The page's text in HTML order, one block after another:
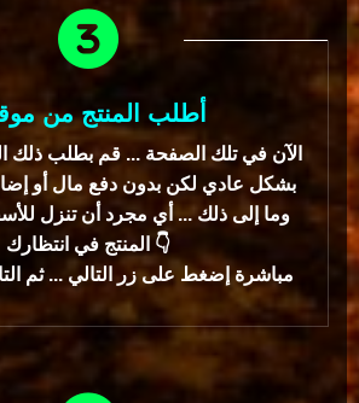
أطلب المنتج من
الآن في تلك الصفحة ... قم بطلب ذلك
بشكل عادي لكن بدون دفع مال أو
وما إلى ذلك ... أي مجرد أن تنزل
المنتج في انتظارك 👇
مباشرة إضغط على زر التالي ... ثم